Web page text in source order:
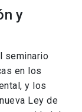
y
seminario
en los
y los
Ley de